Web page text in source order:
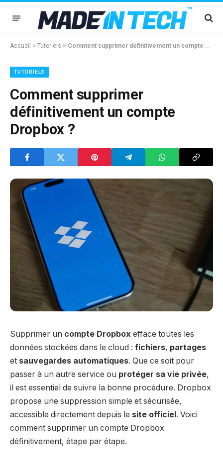
Accueil > Tutoriels > Comment supprimer définitivement un compte Dropbox ?
TUTORIELS
Comment supprimer
définitivement un compte
Dropbox ?
Supprimer un compte Dropbox efface toutes les
données stockées dans le cloud : fichiers, partages
et sauvegardes automatiques. Que ce soit pour
passer à un autre service ou protéger sa vie privée,
il est essentiel de suivre la bonne procédure. Dropbox
propose une suppression simple et sécurisée,
accessible directement depuis le site officiel. Voici
comment supprimer un compte Dropbox
définitivement, étape par étape.